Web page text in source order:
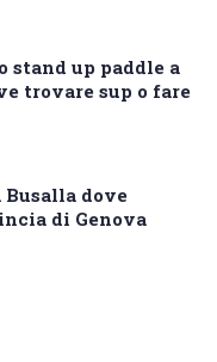
stand up paddle a
trovare sup o fare
Busalla dove
di Genova